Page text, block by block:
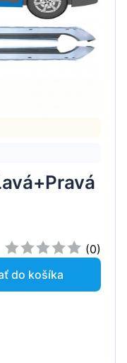
(0)
do košíka